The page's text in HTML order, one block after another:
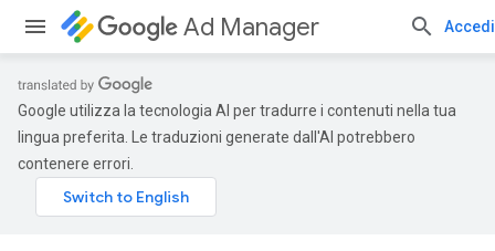
Ad Manager Accedi
Google utilizza la tecnologia AI per tradurre i contenuti nella tua
lingua preferita. Le traduzioni generate dall'AI potrebbero
contenere errori.